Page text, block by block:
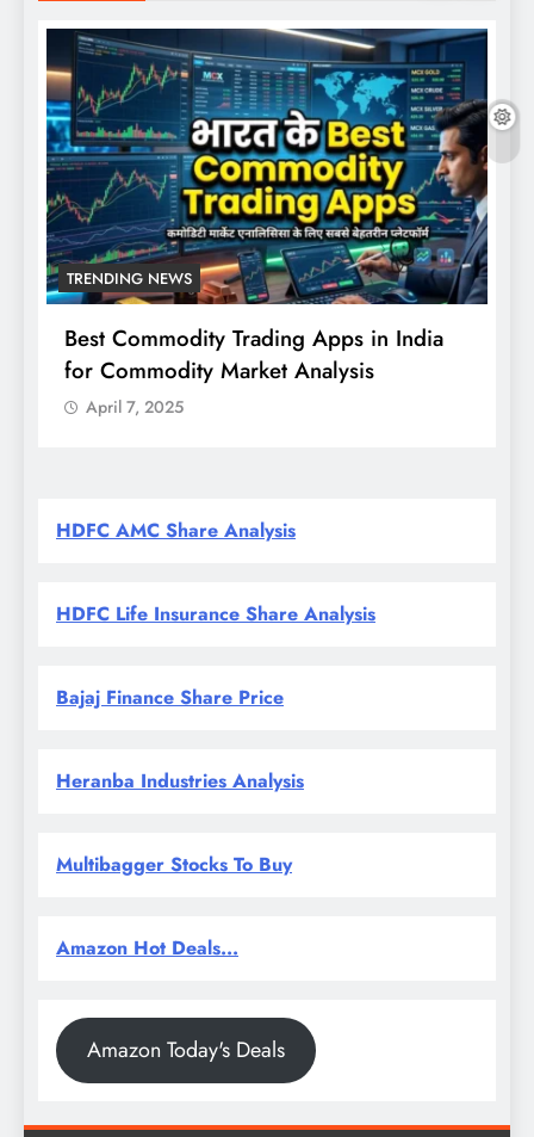
TRENDING NEWS
Best Commodity Trading Apps in India
for Commodity Market Analysis
April 7, 2025
HDFC AMC Share Analysis
HDFC Life Insurance Share Analysis
Bajaj Finance Share Price
Heranba Industries Analysis
Multibagger Stocks To Buy
Amazon Hot Deals...
Amazon Today's Deals